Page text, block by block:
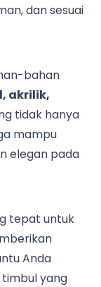
dan sesuai
bahan
akrilik,
tidak hanya
mampu
elegan pada
tepat untuk
Anda
yang